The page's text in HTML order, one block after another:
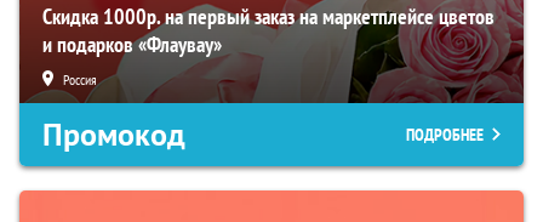
Скидка 1000р. на первый заказ на маркетплейсе цветов
и подарков «Флаувау»
Россия
Промокод ПОДРОБНЕЕ